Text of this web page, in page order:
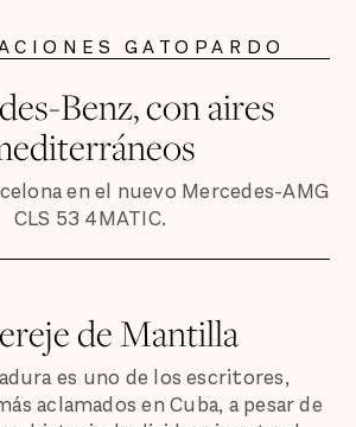
GATOPARDO
Benz, con aires
en el nuevo Mercedes-AMG
CLS 53 4MATIC.
de Mantilla
es uno de los escritores,
aclamados en Cuba, a pesar de